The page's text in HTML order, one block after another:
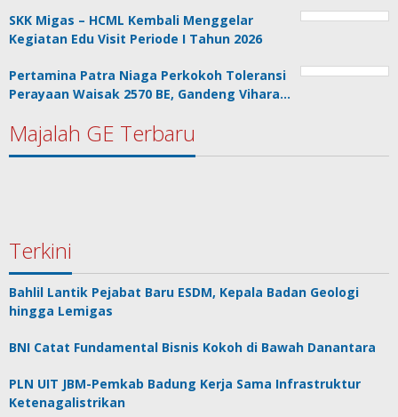
SKK Migas – HCML Kembali Menggelar
Kegiatan Edu Visit Periode I Tahun 2026
Pertamina Patra Niaga Perkokoh Toleransi
Perayaan Waisak 2570 BE, Gandeng Vihara…
Majalah GE Terbaru
Terkini
Bahlil Lantik Pejabat Baru ESDM, Kepala Badan Geologi
hingga Lemigas
BNI Catat Fundamental Bisnis Kokoh di Bawah Danantara
PLN UIT JBM-Pemkab Badung Kerja Sama Infrastruktur
Ketenagalistrikan